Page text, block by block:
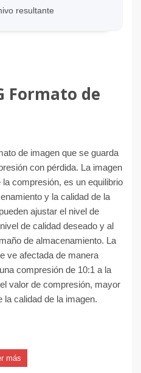
resultante
Formato de
de imagen que se guarda
con pérdida. La imagen
compresión, es un equilibrio
y la calidad de la
ajustar el nivel de
de calidad deseado y al
de almacenamiento. La
ve afectada de manera
compresión de 10:1 a la
valor de compresión, mayor
la calidad de la imagen.
más